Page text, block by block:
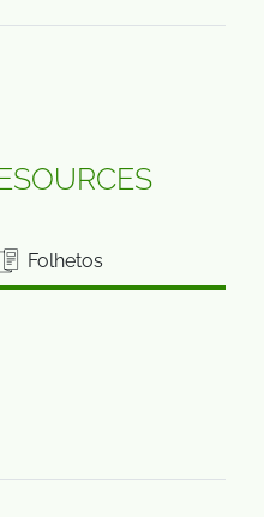
Folhetos